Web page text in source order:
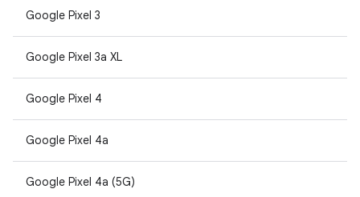
Google Pixel 3
Google Pixel 3a XL
Google Pixel 4
Google Pixel 4a
Google Pixel 4a (5G)